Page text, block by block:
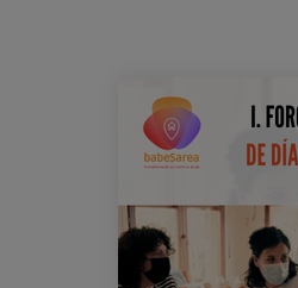
Trabaja con nosotros